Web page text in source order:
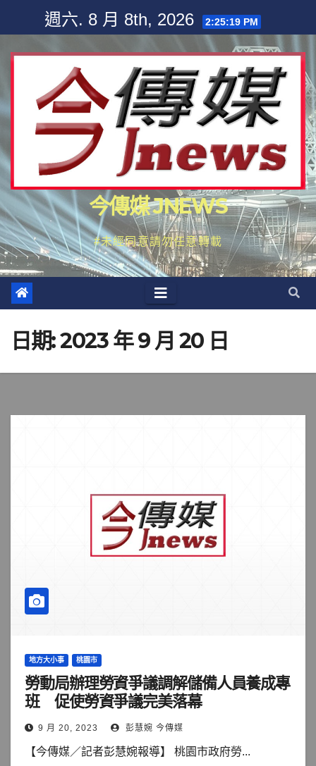
content
週六. 8 月 8th, 2026 2:25:21 PM
今傳媒 JNEWS
#未經同意請勿任意轉載
日期:2023 年 9 月 20 日
地方大小事 桃園市
勞動局辦理勞資爭議調解儲備人員養成專
班 促使勞資爭議完美落幕
9 月 20, 2023 彭慧婉 今傳媒
【今傳媒／記者彭慧婉報導】 桃園市政府勞...